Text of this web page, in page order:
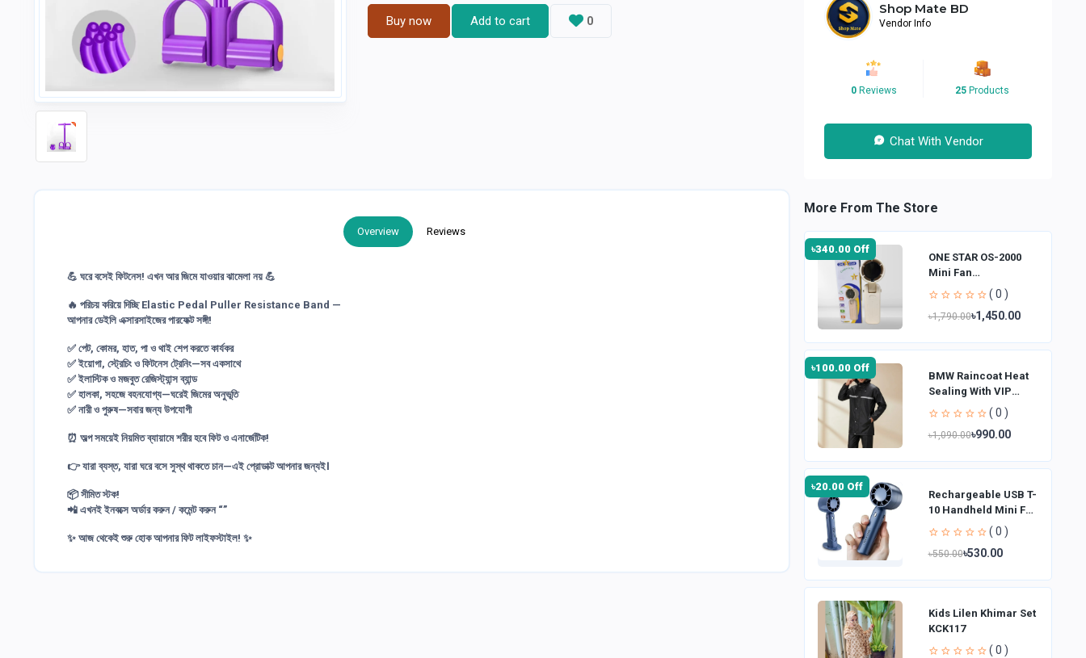
Buy now Add to cart 0
Overview Reviews
💪 ঘরে বসেই ফিটনেস! এখন আর জিমে যাওয়ার ঝামেলা নয় 💪
🔥 পরিচয় করিয়ে দিচ্ছি Elastic Pedal Puller Resistance Band —
আপনার ডেইলি এক্সারসাইজের পারফেক্ট সঙ্গী!
✅ পেট, কোমর, হাত, পা ও থাই শেপ করতে কার্যকর
✅ ইয়োগা, স্ট্রেচিং ও ফিটনেস ট্রেনিং—সব একসাথে
✅ ইলাস্টিক ও মজবুত রেজিস্ট্যান্স ব্যান্ড
✅ হালকা, সহজে বহনযোগ্য—ঘরেই জিমের অনুভূতি
✅ নারী ও পুরুষ—সবার জন্য উপযোগী
⏰ অল্প সময়েই নিয়মিত ব্যায়ামে শরীর হবে ফিট ও এনার্জেটিক!
👉 যারা ব্যস্ত, যারা ঘরে বসে সুস্থ থাকতে চান—এই প্রোডাক্ট আপনার জন্যই।
📦 সীমিত স্টক!
📲 এখনই ইনবক্সে অর্ডার করুন / কমেন্ট করুন “”
✨ আজ থেকেই শুরু হোক আপনার ফিট লাইফস্টাইল! ✨
Shop Mate BD
Vendor Info
0Reviews 25Products
Chat With Vendor
More From The Store
৳340.00 Off
ONE STAR OS-2000
Mini Fan
Rechargeable Hand
( 0 )
৳1,790.00৳1,450.00
৳100.00 Off
BMW Raincoat Heat
Sealing With VIP
Fabrics for Bikers
( 0 )
৳1,090.00৳990.00
৳20.00 Off
Rechargeable USB T-
10 Handheld Mini Fan
| 3 Speed
( 0 )
৳550.00৳530.00
Kids Lilen Khimar Set
KCK117
( 0 )